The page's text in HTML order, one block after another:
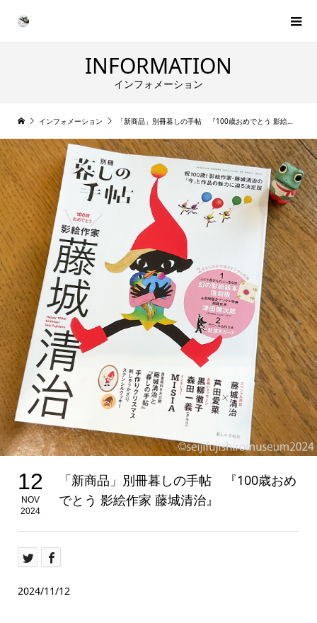
INFORMATION
インフォメーション
インフォメーション 「新商品」別冊暮しの手帖 『100歳おめでとう 影絵作家 藤城清治』
12
NOV
2024
「新商品」別冊暮しの手帖 『100歳おめ
でとう 影絵作家 藤城清治』
2024/11/12